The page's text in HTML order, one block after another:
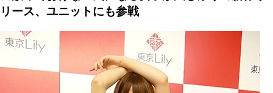
リース、ユニットにも参戦